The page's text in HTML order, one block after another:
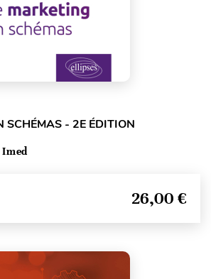
SCHÉMAS - 2E ÉDITION
26,00 €